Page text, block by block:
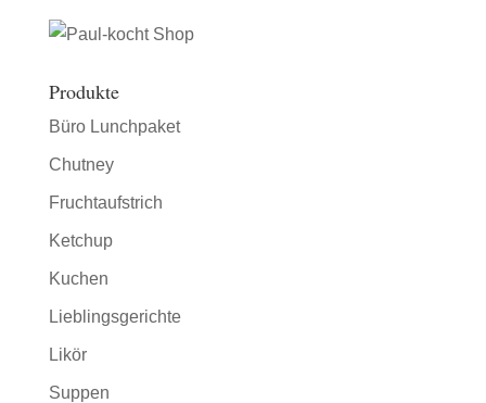
Produkte
Büro Lunchpaket
Chutney
Fruchtaufstrich
Ketchup
Kuchen
Lieblingsgerichte
Likör
Suppen